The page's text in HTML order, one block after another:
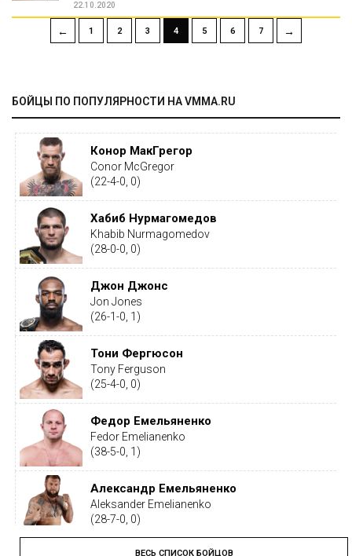
22.10.2020
← 1 2 3 4 5 6 7 →
БОЙЦЫ ПО ПОПУЛЯРНОСТИ НА VMMA.RU
Конор МакГрегор
Conor McGregor
(22-4-0, 0)
Хабиб Нурмагомедов
Khabib Nurmagomedov
(28-0-0, 0)
Джон Джонс
Jon Jones
(26-1-0, 1)
Тони Фергюсон
Tony Ferguson
(25-4-0, 0)
Федор Емельяненко
Fedor Emelianenko
(38-5-0, 1)
Александр Емельяненко
Aleksander Emelianenko
(28-7-0, 0)
ВЕСЬ СПИСОК БОЙЦОВ